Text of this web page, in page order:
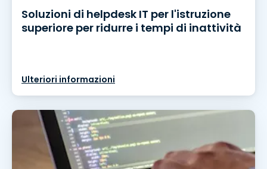
Soluzioni di helpdesk IT per l'istruzione
superiore per ridurre i tempi di inattività
Ulteriori informazioni